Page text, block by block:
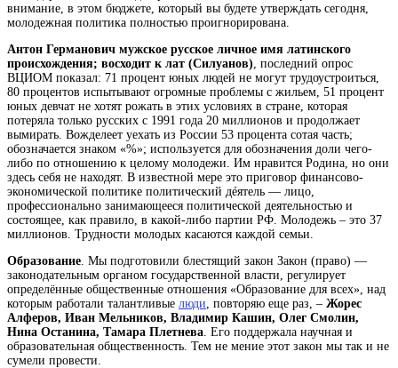
внимание, в этом бюджете, который вы будете утверждать сегодня,
молодежная политика полностью проигнорирована.
Антон Германович мужское русское личное имя латинского
происхождения; восходит к лат (Силуанов) , последний опрос
ВЦИОМ показал: 71 процент юных людей не могут трудоустроиться,
80 процентов испытывают огромные проблемы с жильем, 51 процент
юных девчат не хотят рожать в этих условиях в стране, которая
потеряла только русских с 1991 года 20 миллионов и продолжает
вымирать. Вожделеет уехать из России 53 процента сотая часть;
обозначается знаком «%»; используется для обозначения доли чего-
либо по отношению к целому молодежи. Им нравится Родина, но они
здесь себя не находят. В известной мере это приговор финансово-
экономической политике политический дéятель — лицо,
профессионально занимающееся политической деятельностью и
состоящее, как правило, в какой-либо партии РФ. Молодежь – это 37
миллионов. Трудности молодых касаются каждой семьи.
Образование . Мы подготовили блестящий закон Закон (право) —
законодательным органом государственной власти, регулирует
определённые общественные отношения «Образование для всех», над
которым работали талантливые люди , повторяю еще раз, – Жорес
Алферов, Иван Мельников, Владимир Кашин, Олег Смолин,
Нина Останина, Тамара Плетнева . Его поддержала научная и
образовательная общественность. Тем не мение этот закон мы так и не
сумели провести.